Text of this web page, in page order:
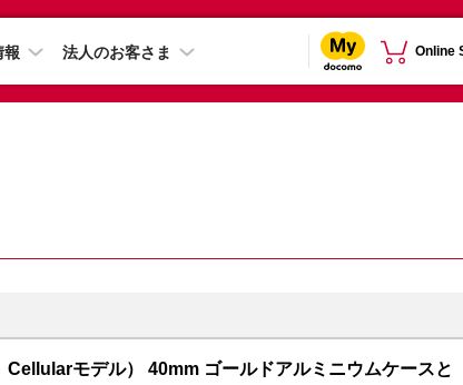
報 法人のお客さま Online
モデル） 40mm ゴールドアルミニウムケースと